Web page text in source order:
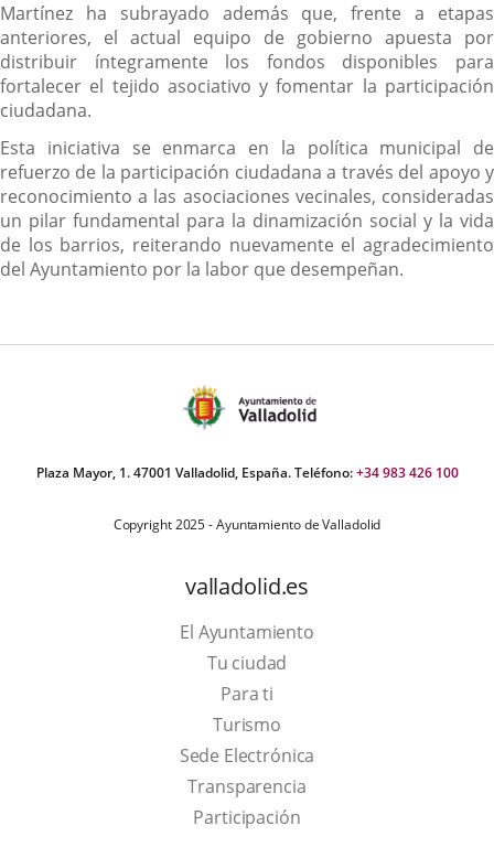
Martínez ha subrayado además que, frente a etapas
anteriores, el actual equipo de gobierno apuesta por
distribuir íntegramente los fondos disponibles para
fortalecer el tejido asociativo y fomentar la participación
ciudadana.
Esta iniciativa se enmarca en la política municipal de
refuerzo de la participación ciudadana a través del apoyo y
reconocimiento a las asociaciones vecinales, consideradas
un pilar fundamental para la dinamización social y la vida
de los barrios, reiterando nuevamente el agradecimiento
del Ayuntamiento por la labor que desempeñan.
Plaza Mayor, 1. 47001 Valladolid, España. Teléfono:+34 983 426 100
Copyright 2025 - Ayuntamiento de Valladolid
valladolid.es
El Ayuntamiento
Tu ciudad
Para ti
TurismoThis
link
will
open
Sede Electrónica
Transparencia
Participación